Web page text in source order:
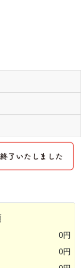
0円
0円